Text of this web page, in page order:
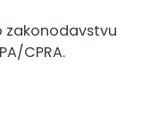
zakonodavstvu
CPRA.